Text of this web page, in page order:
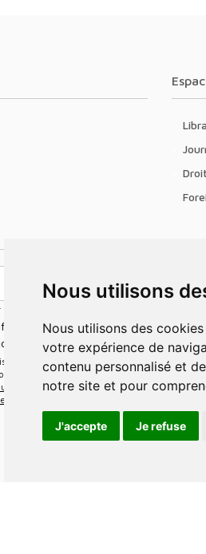
Nous utilisons
Nous utilisons des cookies et d'autres technologies de suivi pour améliorer
votre expérience de
contenu personnalisé et
notre site et pour
J'accepte Je refuse
recevoir nos nouvelles offres,
sur les ventes et les
pouvez vous désinscrire à tout moment.
ici notre politique de protection de vos